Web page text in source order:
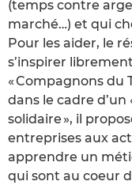
(temps contre
marché…) et qui
Pour les aider, le
s’inspirer
« Compagnons du
dans le cadre
solidaire », il
entreprises aux
apprendre un
qui sont au coeur